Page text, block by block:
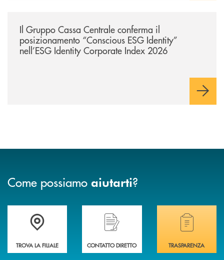
Il Gruppo Cassa Centrale conferma il
posizionamento “Conscious ESG Identity”
nell’ESG Identity Corporate Index 2026
Come possiamo aiutarti?
Accedi all' elenco completo delle filiali .
TROVA LA FILIALE
Hai bisogno di assistenza immediata?
CONTATTO DIRETTO
Hai bisogno di
TRASPARENZA